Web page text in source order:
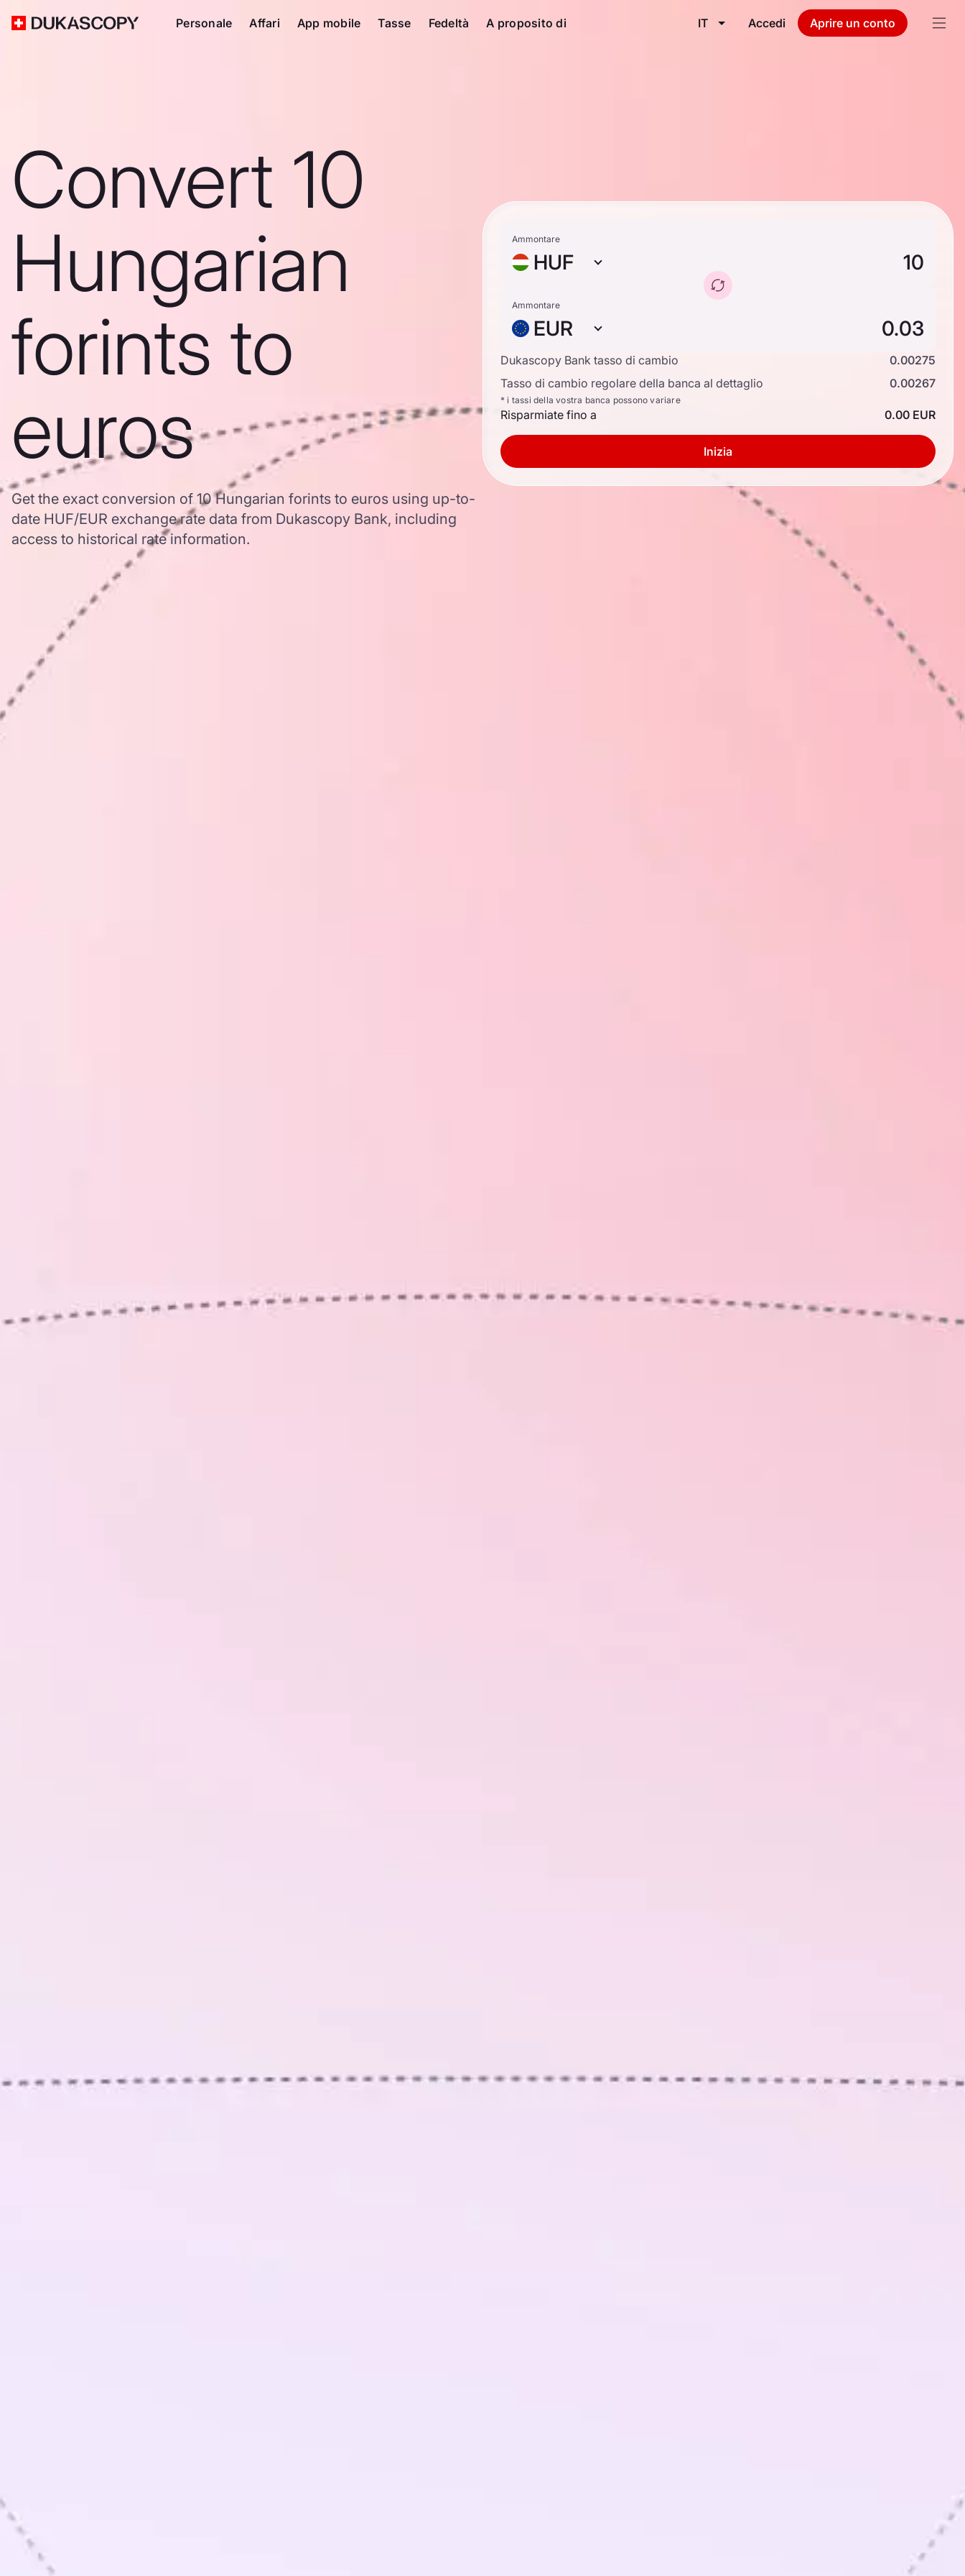
Personale Affari App mobile Tasse Fedeltà A proposito di IT Accedi Aprire un conto
Convert 10
Hungarian
forints to
euros
Get the exact conversion of 10 Hungarian forints to euros using up-to-
date HUF/EUR exchange rate data from Dukascopy Bank, including
access to historical rate information.
Ammontare
HUF
Ammontare
EUR
Dukascopy Bank tasso di cambio
0.00275
Tasso di cambio regolare della banca al dettaglio
0.00267
* i tassi della vostra banca possono variare
Risparmiate fino a 0.00 EUR
Inizia